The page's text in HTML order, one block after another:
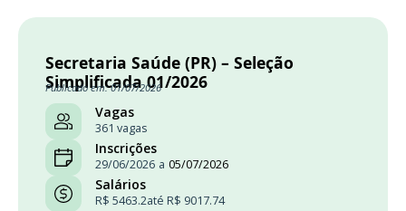
Secretaria Saúde (PR) – Seleção
Simplificada 01/2026
Publicado em: 01/07/2026
Vagas
361 vagas
Inscrições
29/06/2026 a 05/07/2026
Salários
R$ 5463.2até R$ 9017.74